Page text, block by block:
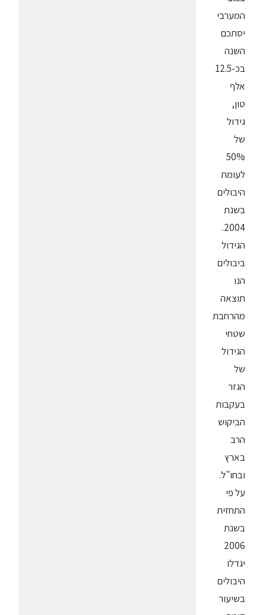
המערבי
יסתכם
השנה
בכ-12.5
אלף
טון,
גידול
של
50%
לעומת
היבולים
בשנת
2004.
הגידול
ביבולים
הנו
תוצאה
מהרחבת
שטחי
הגידול
של
הגזר
בעקבות
הביקוש
הרב
בארץ
ובחו"ל.
על פי
התחזית
בשנת
2006
יגדלו
היבולים
בשיעור